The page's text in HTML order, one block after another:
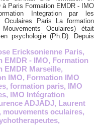
à Paris Formation EMDR - IMO
Integration par les
Oculaires Paris La formation
Oculaires) était
psychologie (Ph.D). Depuis
Ericksonienne Paris,
EMDR - IMO, Formation
EMDR Marseille,
IMO, Formation IMO
, formation paris, IMO
, IMO Intégration
ADJADJ, Laurent
, mouvements oculaires,
,